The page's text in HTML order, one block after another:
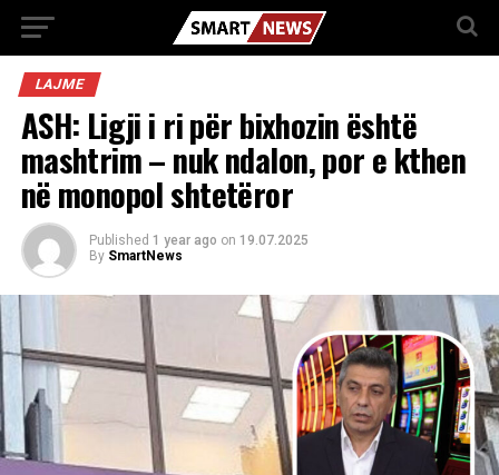
LAJME
ASH: Ligji i ri për bixhozin është
mashtrim – nuk ndalon, por e kthen
në monopol shtetëror
Published 1 year ago on 19.07.2025
By SmartNews